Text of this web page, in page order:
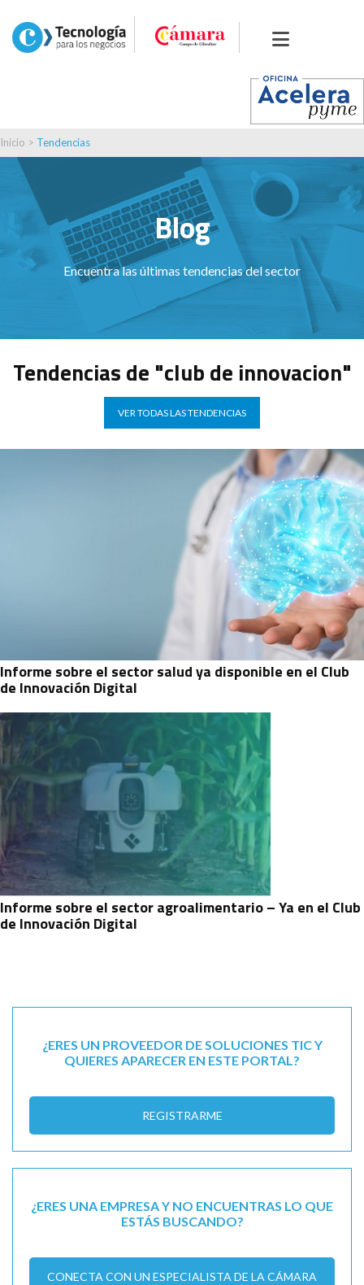
Inicio > Tendencias
Blog
Encuentra las últimas tendencias del sector
Tendencias de "club de innovacion"
VER TODAS LAS TENDENCIAS
Informe sobre el sector salud ya disponible en el Club
de Innovación Digital
Informe sobre el sector agroalimentario – Ya en el Club
de Innovación Digital
¿ERES UN PROVEEDOR DE SOLUCIONES TIC Y
QUIERES APARECER EN ESTE PORTAL?
REGISTRARME
¿ERES UNA EMPRESA Y NO ENCUENTRAS LO QUE
ESTÁS BUSCANDO?
CONECTA CON UN ESPECIALISTA DE LA CÁMARA